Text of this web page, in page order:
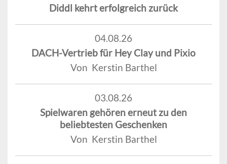
Diddl kehrt erfolgreich zurück
04.08.26
DACH-Vertrieb für Hey Clay und Pixio
Von Kerstin Barthel
03.08.26
Spielwaren gehören erneut zu den
beliebtesten Geschenken
Von Kerstin Barthel